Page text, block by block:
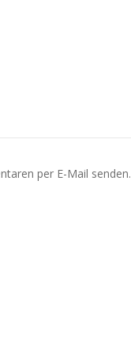
per E-Mail senden.